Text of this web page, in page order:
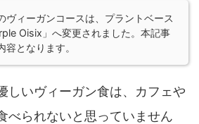
ヴィーガンコースは、プラントベース
Oisix」へ変更されました。本記事
容となります。
しいヴィーガン食は、カフェや
べられないと思っていません